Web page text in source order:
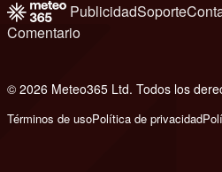
PublicidadSoporte
Comentario
© 2026 Meteo365 Ltd. Todos los
Términos de usoPolítica de privacidad